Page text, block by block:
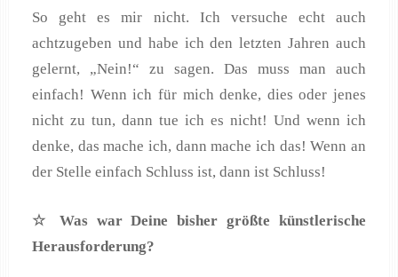
So geht es mir nicht. Ich versuche echt auch
achtzugeben und habe ich den letzten Jahren auch
gelernt, „Nein!“ zu sagen. Das muss man auch
einfach! Wenn ich für mich denke, dies oder jenes
nicht zu tun, dann tue ich es nicht! Und wenn ich
denke, das mache ich, dann mache ich das! Wenn an
der Stelle einfach Schluss ist, dann ist Schluss!
☆ Was war Deine bisher größte künstlerische
Herausforderung?